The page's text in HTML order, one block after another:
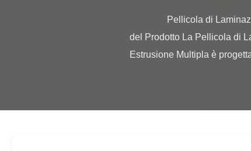
del Prodotto La Pellicola di
Estrusione Multipla è